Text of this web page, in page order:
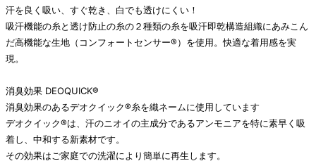
汗を良く吸い、すぐ乾き、白でも透けにくい！
吸汗機能の糸と透け防止の糸の２種類の糸を吸汗即乾構造組織にあみこん
だ高機能な生地（コンフォートセンサー®）を使用。快適な着用感を実
現。
消臭効果 DEOQUICK®
消臭効果のあるデオクイック®糸を織ネームに使用しています
デオクイック®は、汗のニオイの主成分であるアンモニアを特に素早く吸
着し、中和する新素材です。
その効果はご家庭での洗濯により簡単に再生します。